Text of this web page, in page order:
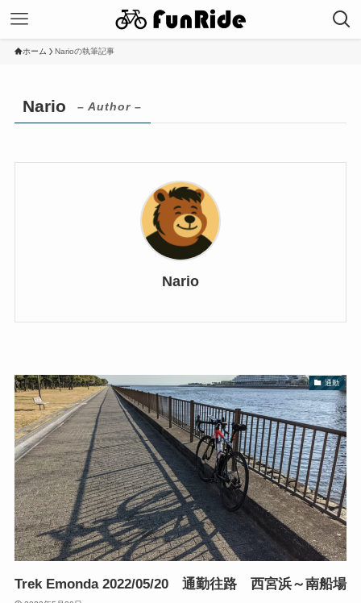
ホーム Narioの執筆記事
Nario – Author –
Nario
通勤
Trek Emonda 2022/05/20 通勤往路 西宮浜～南船場